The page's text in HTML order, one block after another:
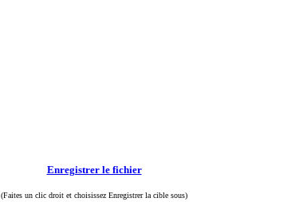
Enregistrer le fichier
(Faites un clic droit et choisissez Enregistrer la cible sous)